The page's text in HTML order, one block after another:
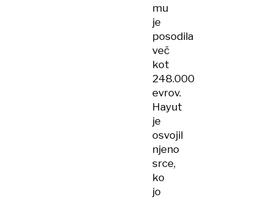
mu
je
posodila
več
kot
248.000
evrov.
Hayut
je
osvojil
njeno
srce,
ko
jo